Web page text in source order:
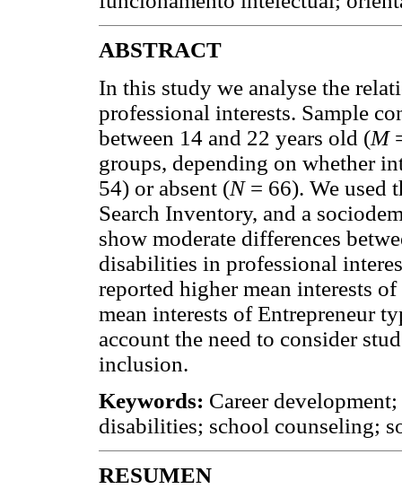
ABSTRACT
In this study we analyse the
professional interests. Sample
between 14 and 22 years old (M
groups, depending on whether
54) or absent (N= 66). We used
Search Inventory, and a
show moderate differences
disabilities in professional
reported higher mean interests
mean interests of Entrepreneur
account the need to consider
inclusion.
Keywords: Career
disabilities; school counseling;
RESUMEN